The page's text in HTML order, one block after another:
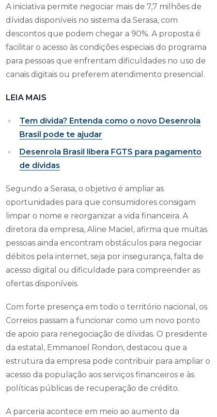
A iniciativa permite negociar mais de 7,7 milhões de
dívidas disponíveis no sistema da Serasa, com
descontos que podem chegar a 90%. A proposta é
facilitar o acesso às condições especiais do programa
para pessoas que enfrentam dificuldades no uso de
canais digitais ou preferem atendimento presencial.
LEIA MAIS
Tem dívida? Entenda como o novo Desenrola
Brasil pode te ajudar
Desenrola Brasil libera FGTS para pagamento
de dívidas
Segundo a Serasa, o objetivo é ampliar as
oportunidades para que consumidores consigam
limpar o nome e reorganizar a vida financeira. A
diretora da empresa, Aline Maciel, afirma que muitas
pessoas ainda encontram obstáculos para negociar
débitos pela internet, seja por insegurança, falta de
acesso digital ou dificuldade para compreender as
ofertas disponíveis.
Com forte presença em todo o território nacional, os
Correios passam a funcionar como um novo ponto
de apoio para renegociação de dívidas. O presidente
da estatal, Emmanoel Rondon, destacou que a
estrutura da empresa pode contribuir para ampliar o
acesso da população aos serviços financeiros e às
políticas públicas de recuperação de crédito.
A parceria acontece em meio ao aumento da